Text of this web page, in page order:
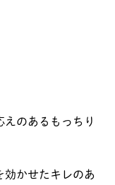
のあるもっちり
効かせたキレのあ